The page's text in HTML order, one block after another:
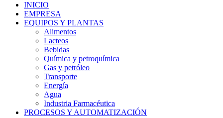
INICIO
EMPRESA
EQUIPOS Y PLANTAS
Alimentos
Lacteos
Bebidas
Química y petroquímica
Gas y petróleo
Transporte
Energía
Agua
Industria Farmacéutica
PROCESOS Y AUTOMATIZACIÓN